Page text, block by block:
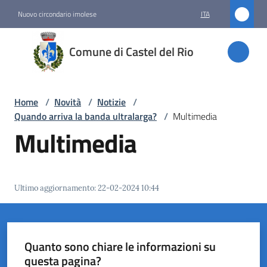
Nuovo circondario imolese ITA
Comune di Castel del Rio
Comune
di
Castel
Amministrazione
Menu selezionato
Servizi
Vivere
Home / Novità / Notizie /
Quando arriva la banda ultralarga? / Multimedia
Multimedia
Ultimo aggiornamento:22-02-2024 10:44
Quanto sono chiare le informazioni su
questa pagina?